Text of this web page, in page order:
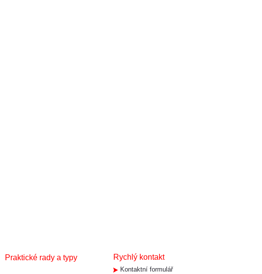
Praktické rady a typy Rychlý kontakt
Kontaktní formulář